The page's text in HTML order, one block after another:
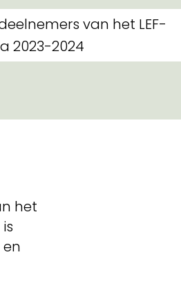
van het LEF-
2023-2024
het